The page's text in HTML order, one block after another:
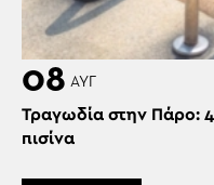
08 ΑΥΓ
Τραγωδία στην Πάρο:
πισίνα